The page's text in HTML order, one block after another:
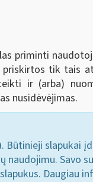
priminti
tik tais
ir (arba)
nusidėvėjimas.
Būtinieji slapukai
Savo
Daugiau